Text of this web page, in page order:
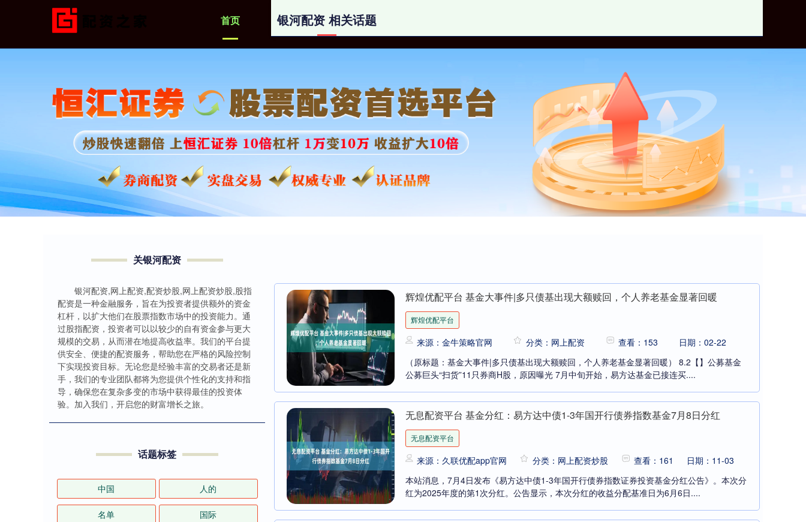
首页 银河配资 网上配资
银河配资 相关话题
辉煌优配平台 基金大事件|多只债基出现大额赎回，个人养老基金显著回暖
辉煌优配平台
来源：金牛策略官网 分类：网上配资 查看：153
日期：02-22
（原标题：基金大事件|多只债基出现大额赎回，个人养老基金显著回暖） 8.2【】公募基金
公募巨头“扫货”11只券商H股，原因曝光 7月中旬开始，易方达基金已接连买....
无息配资平台 基金分红：易方达中债1-3年国开行债券指数基金7月8日分红
无息配资平台
来源：久联优配app官网 分类：网上配资炒股 查看：161
日期：11-03
本站消息，7月4日发布《易方达中债1-3年国开行债券指数证券投资基金分红公告》。本次分
红为2025年度的第1次分红。公告显示，本次分红的收益分配基准日为6月6日....
关银河配资
银河配资,网上配资,配资炒股,网上配资炒股,股指
配资是一种金融服务，旨在为投资者提供额外的资金
杠杆，以扩大他们在股票指数市场中的投资能力。通
过股指配资，投资者可以以较少的自有资金参与更大
规模的交易，从而潜在地提高收益率。我们的平台提
供安全、便捷的配资服务，帮助您在严格的风险控制
下实现投资目标。无论您是经验丰富的交易者还是新
手，我们的专业团队都将为您提供个性化的支持和指
导，确保您在复杂多变的市场中获得最佳的投资体
验。加入我们，开启您的财富增长之旅。
话题标签
中国 人的
名单 国际